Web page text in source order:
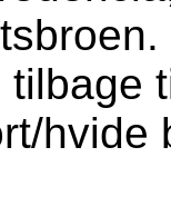
tilbage
hvide